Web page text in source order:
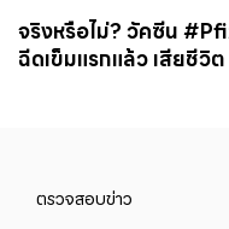
จริงหรือไม่? วัคซีน
ฉีดเข็มแรกแล้ว เสียชีวิ
ตรวจสอบข่าว